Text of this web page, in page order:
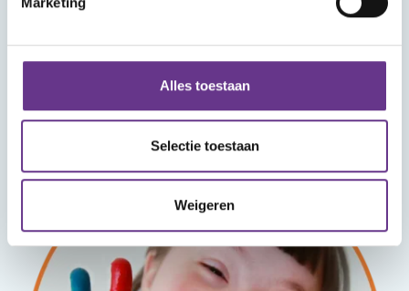
Alles toestaan
Selectie toestaan
Weigeren